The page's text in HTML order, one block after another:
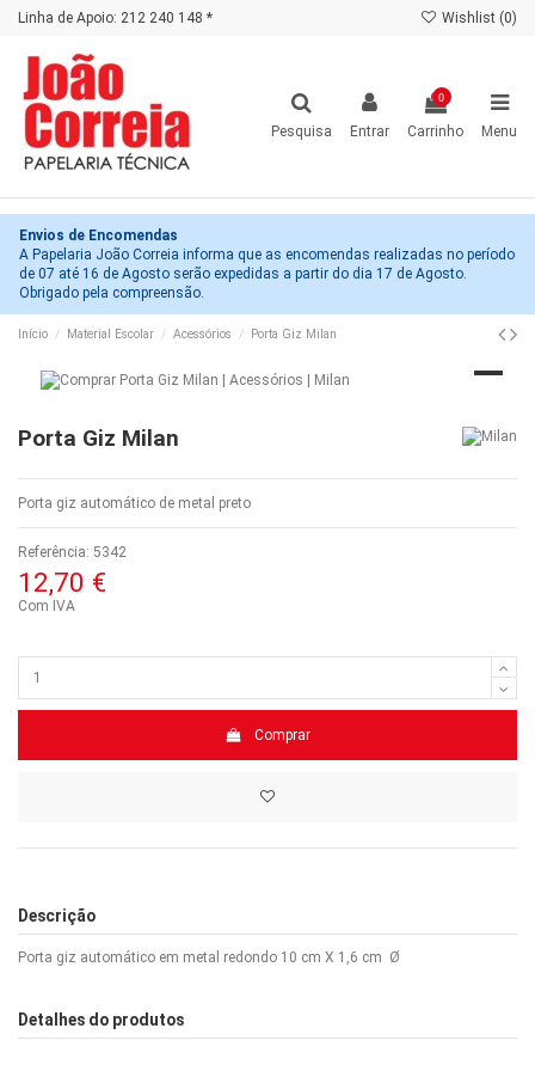
Linha de Apoio: 212 240 148 * Wishlist (0)
Pesquisa Entrar
0
Carrinho Menu
Envios de Encomendas
A Papelaria João Correia informa que as encomendas realizadas no período
de 07 até 16 de Agosto serão expedidas a partir do dia 17 de Agosto.
Obrigado pela compreensão.
Início Material Escolar Acessórios Porta Giz Milan
Porta Giz Milan
Porta giz automático de metal preto
Referência: 5342
12,70 €
Com IVA
Comprar
Descrição
Porta giz automático em metal redondo 10 cm X 1,6 cm Ø
Detalhes do produtos